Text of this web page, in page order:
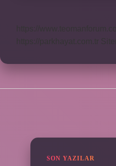
SON YAZILAR